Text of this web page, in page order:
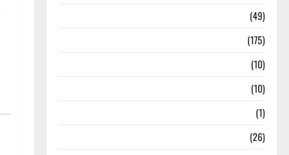
(49)
(175)
(10)
(10)
(1)
(26)